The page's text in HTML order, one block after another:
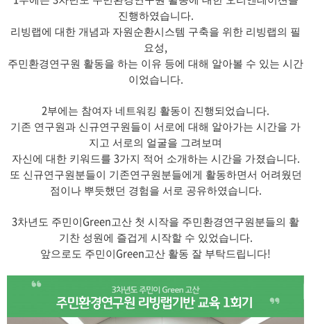
진행하였습니다.
리빙랩에 대한 개념과 자원순환시스템 구축을 위한 리빙랩의 필
요성,
주민환경연구원 활동을 하는 이유 등에 대해 알아볼 수 있는 시간
이었습니다.
2부에는 참여자 네트워킹 활동이 진행되었습니다.
기존 연구원과 신규연구원들이 서로에 대해 알아가는 시간을 가
지고 서로의 얼굴을 그려보며
자신에 대한 키워드를 3가지 적어 소개하는 시간을 가졌습니다.
또 신규연구원분들이 기존연구원분들에게 활동하면서 어려웠던
점이나 뿌듯했던 경험을 서로 공유하였습니다.
3차년도 주민이 Green고산 첫 시작을 주민환경연구원분들의 활
기찬 성원에 즐겁게 시작할 수 있었습니다.
앞으로도 주민이 Green고산 활동 잘 부탁드립니다!